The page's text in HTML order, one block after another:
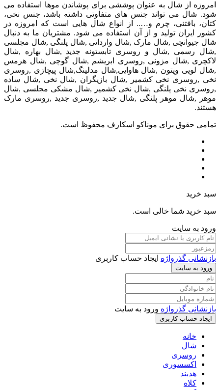
امروزه از شال به عنوان پوششی برای پوشاندن موها استفاده می
شود. شال می تواند جنس های متفاوتی داشته باشد، جنس نخی،
کتان، بافتنی، چرم و….. از انواع شال هایی است که امروزه در
کشور ایران تولید و از آن استفاده می شود. مشتریان ما به دنبال
شال جیوانچی ,شال مارک ,شال وارداتی ,شال پلنگی ,شال مجلسی
,شال رسمی ,شال و روسری تابستونه جدید ,شال بهاره ,شال
لاکچری ,شال مزونی ,روسری ابریشم ,شال گوچی ,شال هرمس
,شال لویی ویتون ,شال هاوایی,شال مدلینگ,شال پیچازی ,روسری
نخی ,روسری نخی کشمیر ,شال بازیگران ,شال نخی ,شال ساده
,روسری نخی پلنگی ,شال نخی کشمیر ,شال مشکی مجلسی ,شال
موهر ,شال موهر پلنگی ,شال جدید ,روسری جدید ,روسری مارک
هستند.
تمامی حقوق برای موناکو اسکارف محفوظ است.
سبد خرید
سبد خرید شما خالی است.
ورود به سایت
بازنشانی گذرواژه ایجاد حساب کاربری
ورود به سایت
بازنشانی گذرواژه ورود به سایت
ایجاد حساب کاربری
خانه
شال
روسری
اکسسوری
هدبند
کلاه